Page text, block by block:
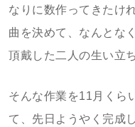
なりに数作ってきたけ
曲を決めて、なんとな
頂戴した二人の生い立
そんな作業を11月くら
て、先日ようやく完成